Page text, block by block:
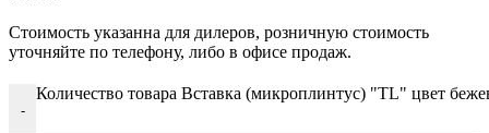
Стоимость указанна для дилеров, розничную стоимость
уточняйте по телефону, либо в офисе продаж.
-
Количество товара Вставка (микроплинтус) "TL" цвет